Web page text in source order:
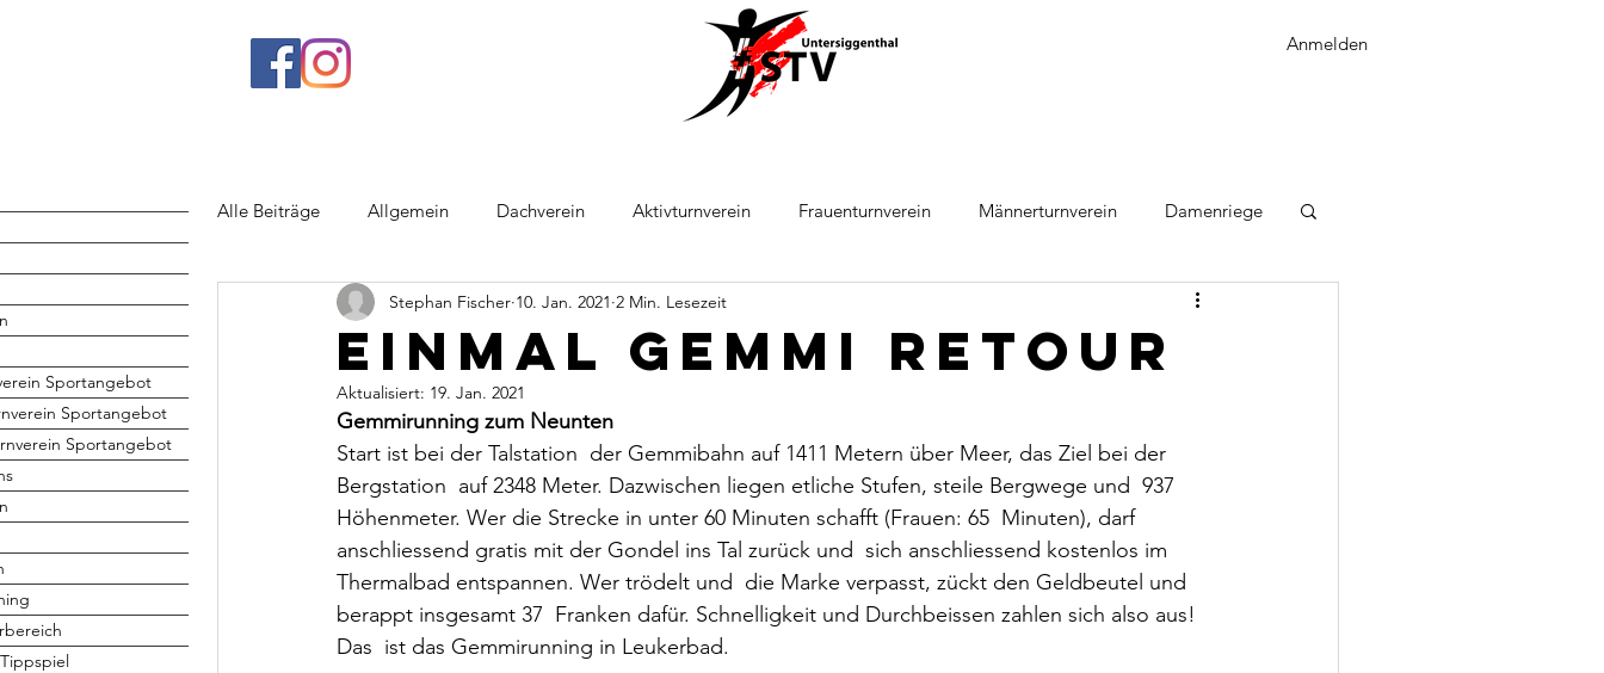
Anmelden
Alle Beiträge Allgemein Dachverein Aktivturnverein Frauenturnverein Männerturnverein Damenriege
Jugend Volleyball Leichtathletik
Einmal Gemmi retour
Stephan Fischer 10. Jan. 2021 2 Min. Lesezeit
Aktualisiert: 19. Jan. 2021
Gemmirunning zum Neunten
Start ist bei der Talstation  der Gemmibahn auf 1411 Metern über Meer, das Ziel bei der
Bergstation  auf 2348 Meter. Dazwischen liegen etliche Stufen, steile Bergwege und  937
Höhenmeter. Wer die Strecke in unter 60 Minuten schafft (Frauen: 65  Minuten), darf
anschliessend gratis mit der Gondel ins Tal zurück und  sich anschliessend kostenlos im
Thermalbad entspannen. Wer trödelt und  die Marke verpasst, zückt den Geldbeutel und
berappt insgesamt 37  Franken dafür. Schnelligkeit und Durchbeissen zahlen sich also aus!
Das  ist das Gemmirunning in Leukerbad.
Sportangebot
Sportangebot
Sportangebot